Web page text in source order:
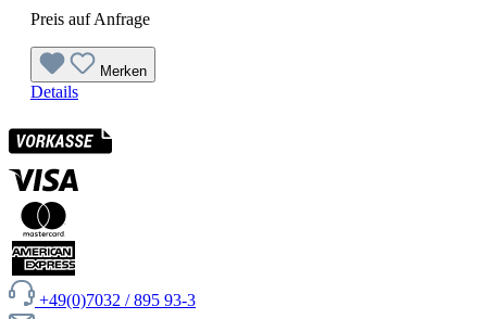
Preis auf Anfrage
Merken
Details
+49(0)7032 / 895 93-3